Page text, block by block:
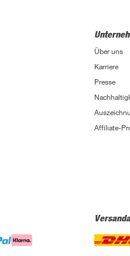
Über uns
Karriere
Presse
Affiliate-